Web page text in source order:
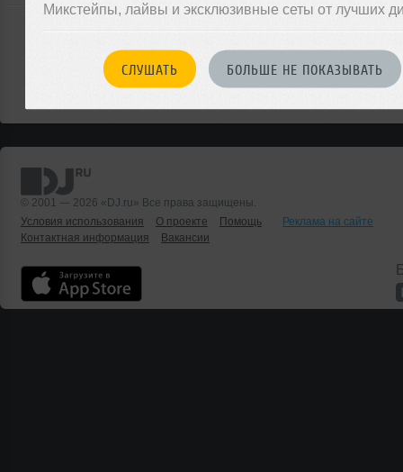
Микстейпы, лайвы и эксклюзивные сеты от лучших
СЛУШАТЬ БОЛЬШЕ НЕ ПОКАЗЫВАТЬ
ближайшем будущем нас не ожидает.
Или мы о чем-то не знаем? ДОБАВИТЬ СОБЫТИЕ
© 2001 — 2026 «DJ.ru» Все права защищены.
Условия использования
О проекте Помощь
Реклама на сайте
Контактная информация
Вакансии